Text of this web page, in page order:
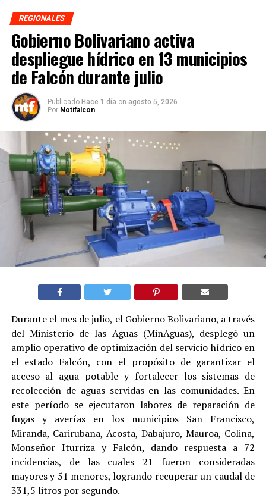
REGIONALES
Gobierno Bolivariano activa
despliegue hídrico en 13 municipios
de Falcón durante julio
Publicado Hace 1 día on agosto 5, 2026
Por Notifalcon
Durante el mes de julio, el Gobierno Bolivariano, a través
del Ministerio de las Aguas (MinAguas), desplegó un
amplio operativo de optimización del servicio hídrico en
el estado Falcón, con el propósito de garantizar el
acceso al agua potable y fortalecer los sistemas de
recolección de aguas servidas en las comunidades. En
este período se ejecutaron labores de reparación de
fugas y averías en los municipios San Francisco,
Miranda, Carirubana, Acosta, Dabajuro, Mauroa, Colina,
Monseñor Iturriza y Falcón, dando respuesta a 72
incidencias, de las cuales 21 fueron consideradas
mayores y 51 menores, logrando recuperar un caudal de
331,5 litros por segundo.